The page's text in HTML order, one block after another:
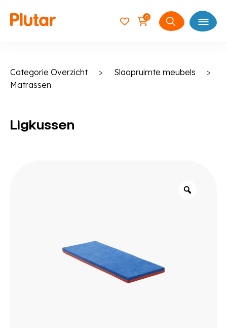
0
Zoeken
Open
Categorie Overzicht > Slaapruimte meubels
>
Matrassen
Ligkussen